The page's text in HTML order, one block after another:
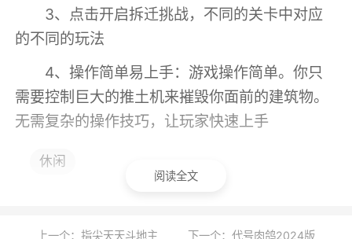
3、点击开启拆迁挑战，不同的关卡中对应
的不同的玩法
4、操作简单易上手：游戏操作简单。你只
需要控制巨大的推土机来摧毁你面前的建筑物。
无需复杂的操作技巧，让玩家快速上手
5、拆墙挑战，各种任务，自由尝试，刺激
休闲
阅读全文
上一个：指尖天天斗地主 下一个：代号肉鸽2024版